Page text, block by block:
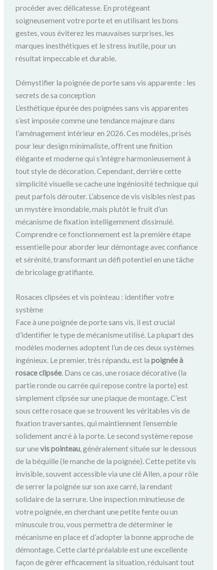
procéder avec délicatesse. En protégeant
soigneusement votre porte et en utilisant les bons
gestes, vous éviterez les mauvaises surprises, les
marques inesthétiques et le stress inutile, pour un
résultat impeccable et durable.
Démystifier la poignée de porte sans vis apparente : les
secrets de sa conception
L’esthétique épurée des poignées sans vis apparentes
s’est imposée comme une tendance majeure dans
l’aménagement intérieur en 2026. Ces modèles, prisés
pour leur design minimaliste, offrent une finition
élégante et moderne qui s’intègre harmonieusement à
tout style de décoration. Cependant, derrière cette
simplicité visuelle se cache une ingéniosité technique qui
peut parfois dérouter. L’absence de vis visibles n’est pas
un mystère insondable, mais plutôt le fruit d’un
mécanisme de fixation intelligemment dissimulé.
Comprendre ce fonctionnement est la première étape
essentielle pour aborder leur démontage avec confiance
et sérénité, transformant un défi potentiel en une tâche
de bricolage gratifiante.
Rosaces clipsées et vis pointeau : identifier votre
système
Face à une poignée de porte sans vis, il est crucial
d’identifier le type de mécanisme utilisé. La plupart des
modèles modernes adoptent l’un de ces deux systèmes
ingénieux. Le premier, très répandu, est lapoignée à
rosace clipsée. Dans ce cas, une rosace décorative (la
partie ronde ou carrée qui repose contre la porte) est
simplement clipsée sur une plaque de montage. C’est
sous cette rosace que se trouvent les véritables vis de
fixation traversantes, qui maintiennent l’ensemble
solidement ancré à la porte. Le second système repose
sur unevis pointeau, généralement située sur le dessous
de la béquille (le manche de la poignée). Cette petite vis
invisible, souvent accessible via une clé Allen, a pour rôle
de serrer la poignée sur son axe carré, la rendant
solidaire de la serrure. Une inspection minutieuse de
votre poignée, en cherchant une petite fente ou un
minuscule trou, vous permettra de déterminer le
mécanisme en place et d’adopter la bonne approche de
démontage. Cette clarté préalable est une excellente
façon de gérer efficacement la situation, réduisant tout